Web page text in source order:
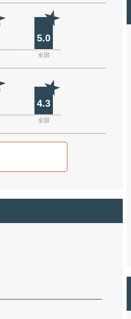
5.0
全国
4.3
全国